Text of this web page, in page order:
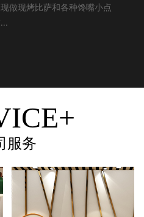
做现烤比萨和各种馋嘴小点
服务